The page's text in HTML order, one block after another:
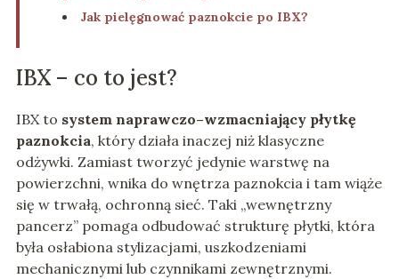
Jak pielęgnować paznokcie po IBX?
IBX – co to jest?
IBX to system naprawczo–wzmacniający płytkę
paznokcia, który działa inaczej niż klasyczne
odżywki. Zamiast tworzyć jedynie warstwę na
powierzchni, wnika do wnętrza paznokcia i tam wiąże
się w trwałą, ochronną sieć. Taki „wewnętrzny
pancerz” pomaga odbudować strukturę płytki, która
była osłabiona stylizacjami, uszkodzeniami
mechanicznymi lub czynnikami zewnętrznymi.